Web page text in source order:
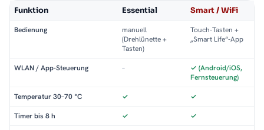
Funktion Essential Smart / WiFi
Bedienung
manuell
(Drehlünette +
Tasten)
Touch-Tasten +
„Smart Life“-App
WLAN / App-Steuerung –
✓ (Android/iOS,
Fernsteuerung)
Temperatur 30–70 °C ✓ ✓
Timer bis 8 h ✓ ✓